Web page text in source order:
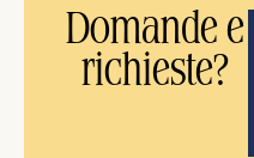
Domande e
richieste?